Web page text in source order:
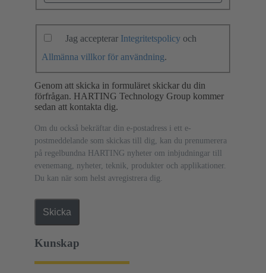
Jag accepterar Integritetspolicy och
Allmänna villkor för användning.
Genom att skicka in formuläret skickar du din
förfrågan. HARTING Technology Group kommer
sedan att kontakta dig.
Om du också bekräftar din e-postadress i ett e-
postmeddelande som skickas till dig, kan du prenumerera
på regelbundna HARTING nyheter om inbjudningar till
evenemang, nyheter, teknik, produkter och applikationer.
Du kan när som helst avregistrera dig.
Skicka
Kunskap